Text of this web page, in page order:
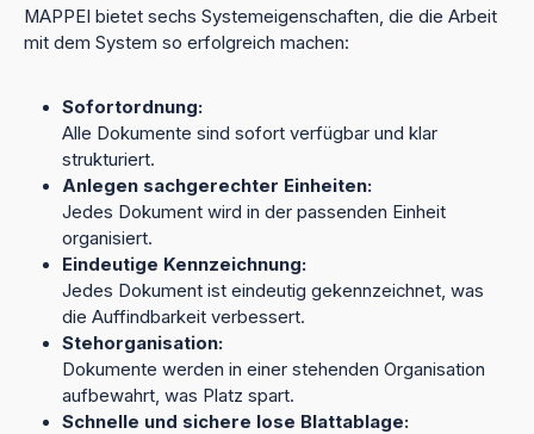
MAPPEI bietet sechs Systemeigenschaften, die die Arbeit
mit dem System so erfolgreich machen:
Sofortordnung:
Alle Dokumente sind sofort verfügbar und klar
strukturiert.
Anlegen sachgerechter Einheiten:
Jedes Dokument wird in der passenden Einheit
organisiert.
Eindeutige Kennzeichnung:
Jedes Dokument ist eindeutig gekennzeichnet, was
die Auffindbarkeit verbessert.
Stehorganisation:
Dokumente werden in einer stehenden Organisation
aufbewahrt, was Platz spart.
Schnelle und sichere lose Blattablage: